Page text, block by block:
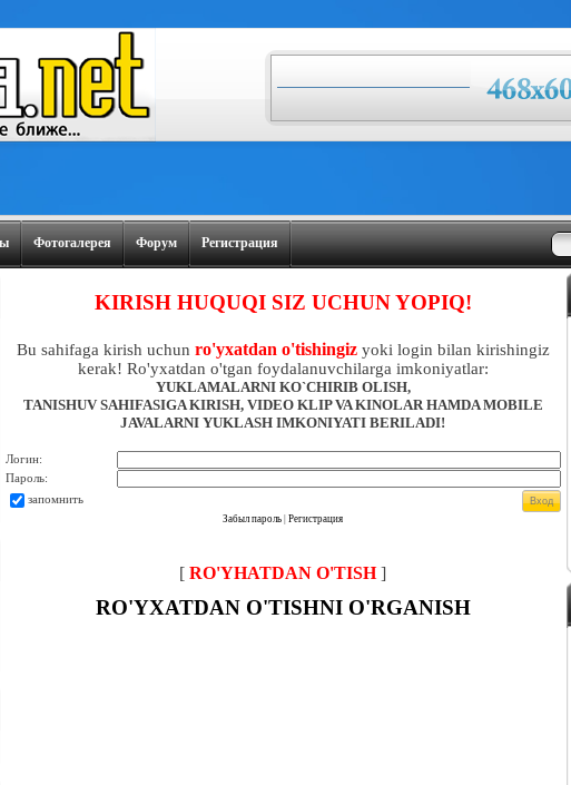
Фотогалерея Форум Регистрация
KIRISH HUQUQI SIZ UCHUN YOPIQ!
Bu sahifaga kirish uchun ro'yxatdan o'tishingizyoki login bilan kirishingiz
kerak! Ro'yxatdan o'tgan foydalanuvchilarga imkoniyatlar:
YUKLAMALARNI KO`CHIRIB OLISH,
TANISHUV SAHIFASIGA KIRISH, VIDEO KLIP VA KINOLAR HAMDA MOBILE
JAVALARNI YUKLASH IMKONIYATI BERILADI!
Логин:
Пароль:
запомнить
Забыл пароль Регистрация
[ RO'YHATDAN O'TISH]
RO'YXATDAN O'TISHNI O'RGANISH